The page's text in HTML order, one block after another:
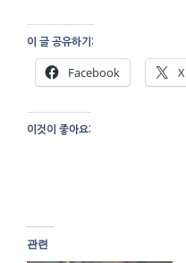
이 글 공유하기:
Facebook X
이것이 좋아요:
관련